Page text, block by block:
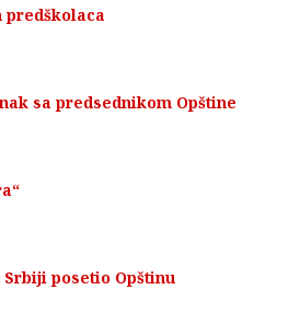
predškolaca
sa predsednikom Opštine
posetio Opštinu